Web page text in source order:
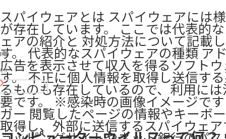
スパイウェアとは スパイウェアには
が存在しています。 ここでは代表的
ェアの紹介と 対処方法について記載
す。 代表的なスパイウェアの種類 ア
広告を表示させて収入を得るソフト
す。 不正に個人情報を取得し送信す
るものも存在しているので、利用に
要です。 ※感染時の画像イメージで
ガー 閲覧したページの情報やキーボ
取得し、外部に送信するスパイウェア
23